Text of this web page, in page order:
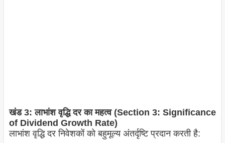
खंड 3: लाभांश वृद्धि दर का महत्व (Section 3: Significance
of Dividend Growth Rate)
लाभांश वृद्धि दर निवेशकों को बहुमूल्य अंतर्दृष्टि प्रदान करती है: